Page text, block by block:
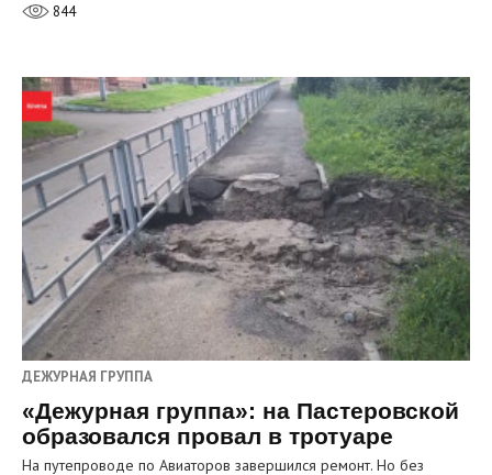
844
ДЕЖУРНАЯ ГРУППА
«Дежурная группа»: на Пастеровской
образовался провал в тротуаре
На путепроводе по Авиаторов завершился ремонт. Но без